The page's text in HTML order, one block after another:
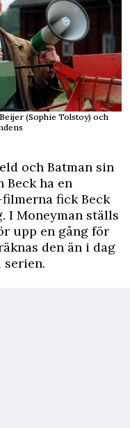
(Sophie Tolstoy) och
och Batman sin
Beck ha en
fick Beck
I Moneyman ställs
upp en gång för
den än i dag
serien.